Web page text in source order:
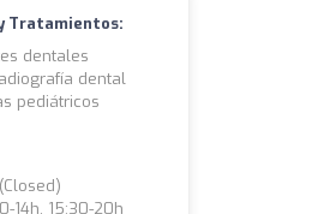
Tratamientos:
dentales
dental
pediátricos
14h, 15:30-20h